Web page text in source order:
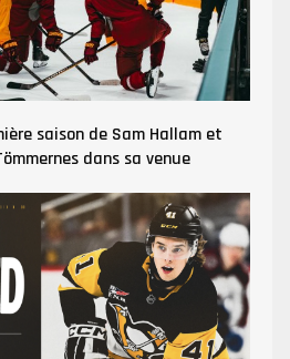
saison de Sam Hallam et
dans sa venue